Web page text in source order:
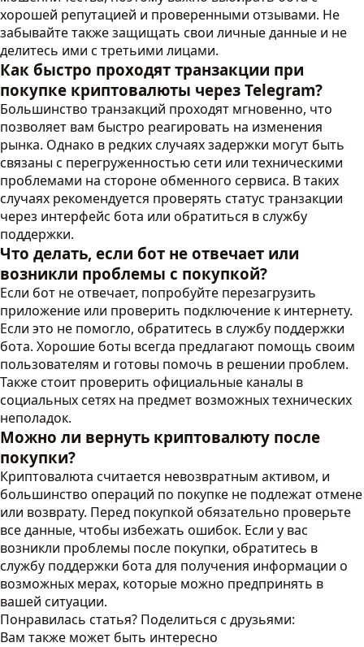
хорошей репутацией и проверенными отзывами. Не
забывайте также защищать свои личные данные и не
делитесь ими с третьими лицами.
Как быстро проходят транзакции при
покупке криптовалюты через Telegram?
Большинство транзакций проходят мгновенно, что
позволяет вам быстро реагировать на изменения
рынка. Однако в редких случаях задержки могут быть
связаны с перегруженностью сети или техническими
проблемами на стороне обменного сервиса. В таких
случаях рекомендуется проверять статус транзакции
через интерфейс бота или обратиться в службу
поддержки.
Что делать, если бот не отвечает или
возникли проблемы с покупкой?
Если бот не отвечает, попробуйте перезагрузить
приложение или проверить подключение к интернету.
Если это не помогло, обратитесь в службу поддержки
бота. Хорошие боты всегда предлагают помощь своим
пользователям и готовы помочь в решении проблем.
Также стоит проверить официальные каналы в
социальных сетях на предмет возможных технических
неполадок.
Можно ли вернуть криптовалюту после
покупки?
Криптовалюта считается невозвратным активом, и
большинство операций по покупке не подлежат отмене
или возврату. Перед покупкой обязательно проверьте
все данные, чтобы избежать ошибок. Если у вас
возникли проблемы после покупки, обратитесь в
службу поддержки бота для получения информации о
возможных мерах, которые можно предпринять в
вашей ситуации.
Понравилась статья? Поделиться с друзьями:
Вам также может быть интересно